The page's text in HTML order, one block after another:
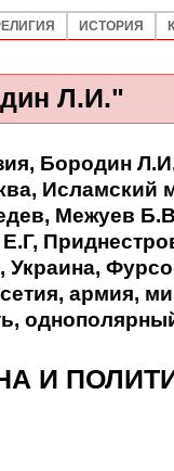
ИСТОРИЯ
Л.И."
, Бородин
, Исламский
, Межуев
,
, Украина,
, армия,
,
И